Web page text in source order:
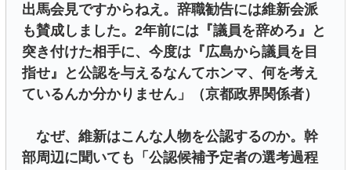
出馬会見ですからねえ。辞職勧告には維新会派
も賛成しました。2年前には『議員を辞めろ』と
突き付けた相手に、今度は『広島から議員を目
指せ』と公認を与えるなんてホンマ、何を考え
ているんか分かりません」（京都政界関係者）
なぜ、維新はこんな人物を公認するのか。幹
部周辺に聞いても「公認候補予定者の選考過程